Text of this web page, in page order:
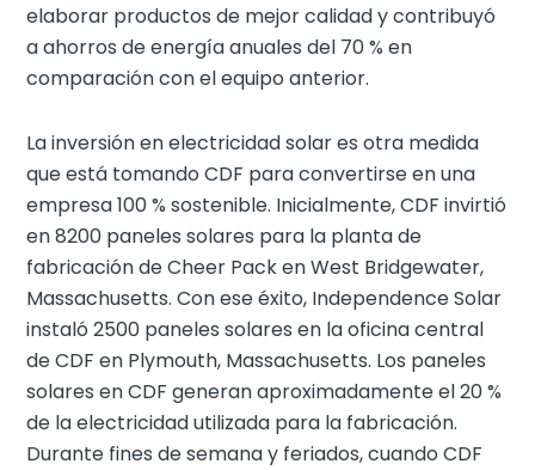
elaborar productos de mejor calidad y contribuyó
a ahorros de energía anuales del 70 % en
comparación con el equipo anterior.
La inversión en electricidad solar es otra medida
que está tomando CDF para convertirse en una
empresa 100 % sostenible. Inicialmente, CDF invirtió
en 8200 paneles solares para la planta de
fabricación de Cheer Pack en West Bridgewater,
Massachusetts. Con ese éxito, Independence Solar
instaló 2500 paneles solares en la oficina central
de CDF en Plymouth, Massachusetts. Los paneles
solares en CDF generan aproximadamente el 20 %
de la electricidad utilizada para la fabricación.
Durante fines de semana y feriados, cuando CDF